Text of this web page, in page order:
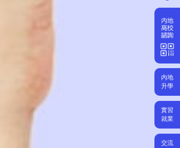
內地
升學
實習
就業
交流